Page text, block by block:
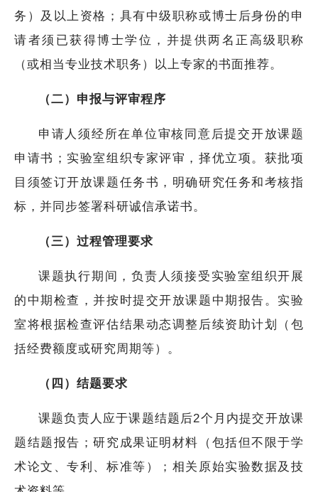
务）及以上资格；具有中级职称或博士后身份的申
请者须已获得博士学位，并提供两名正高级职称
（或相当专业技术职务）以上专家的书面推荐。
（二）申报与评审程序
申请人须经所在单位审核同意后提交开放课题
申请书；实验室组织专家评审，择优立项。获批项
目须签订开放课题任务书，明确研究任务和考核指
标，并同步签署科研诚信承诺书。
（三）过程管理要求
课题执行期间，负责人须接受实验室组织开展
的中期检查，并按时提交开放课题中期报告。实验
室将根据检查评估结果动态调整后续资助计划（包
括经费额度或研究周期等）。
（四）结题要求
课题负责人应于课题结题后2个月内提交开放课
题结题报告；研究成果证明材料（包括但不限于学
术论文、专利、标准等）；相关原始实验数据及技